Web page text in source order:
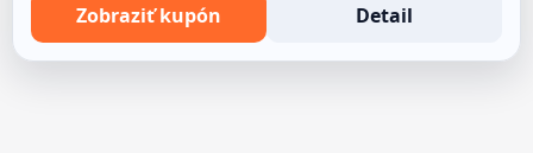
Zobraziť kupón Detail